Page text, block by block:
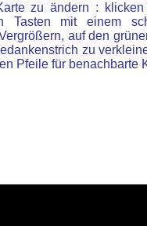
zu ändern :
Tasten mit einem
auf den
zu
Pfeile für benachbarte